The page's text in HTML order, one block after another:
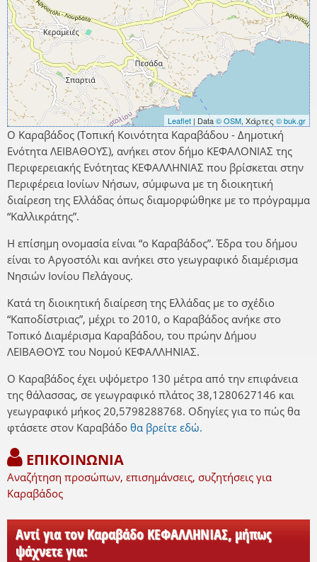
Leaflet | Data© OSM, Χάρτες © buk.gr
Ο Καραβάδος (Τοπική Κοινότητα Καραβάδου - Δημοτική
Ενότητα ΛΕΙΒΑΘΟΥΣ), ανήκει στον δήμο ΚΕΦΑΛΟΝΙΑΣ της
Περιφερειακής Ενότητας ΚΕΦΑΛΛΗΝΙΑΣ που βρίσκεται στην
Περιφέρεια Ιονίων Νήσων, σύμφωνα με τη διοικητική
διαίρεση της Ελλάδας όπως διαμορφώθηκε με το πρόγραμμα
“Καλλικράτης”.
Η επίσημη ονομασία είναι “ο Καραβάδος”. Έδρα του δήμου
είναι το Αργοστόλι και ανήκει στο γεωγραφικό διαμέρισμα
Νησιών Ιονίου Πελάγους.
Κατά τη διοικητική διαίρεση της Ελλάδας με το σχέδιο
“Καποδίστριας”, μέχρι το 2010, ο Καραβάδος ανήκε στο
Τοπικό Διαμέρισμα Καραβάδου, του πρώην Δήμου
ΛΕΙΒΑΘΟΥΣ του Νομού ΚΕΦΑΛΛΗΝΙΑΣ.
Ο Καραβάδος έχει υψόμετρο 130 μέτρα από την επιφάνεια
της θάλασσας, σε γεωγραφικό πλάτος 38,1280627146 και
γεωγραφικό μήκος 20,5798288768. Οδηγίες για το πώς θα
φτάσετε στον Καραβάδο θα βρείτε εδώ.
ΕΠΙΚΟΙΝΩΝΙΑ
Αναζήτηση προσώπων, επισημάνσεις, συζητήσεις για
Καραβάδος
Αντί για τον Καραβάδο ΚΕΦΑΛΛΗΝΙΑΣ, μήπως
ψάχνετε για: